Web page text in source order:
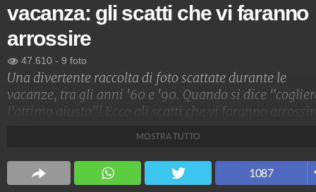
vacanza: gli scatti che vi faranno
arrossire
47.610 - 9 foto
Una divertente raccolta di foto scattate durante le
vacanze, tra gli anni '60 e '90. Quando si dice
l'attimo giusto"! Ecco gli scatti che vi faranno
Fonte Immagini:http://awkwardfamilyphotos.com/
MOSTRA TUTTO
1087